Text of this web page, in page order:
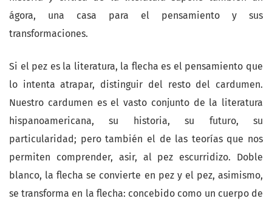
ágora, una casa para el pensamiento y sus
transformaciones.
Si el pez es la literatura, la flecha es el pensamiento que
lo intenta atrapar, distinguir del resto del cardumen.
Nuestro cardumen es el vasto conjunto de la literatura
hispanoamericana, su historia, su futuro, su
particularidad; pero también el de las teorías que nos
permiten comprender, asir, al pez escurridizo. Doble
blanco, la flecha se convierte en pez y el pez, asimismo,
se transforma en la flecha: concebido como un cuerpo de